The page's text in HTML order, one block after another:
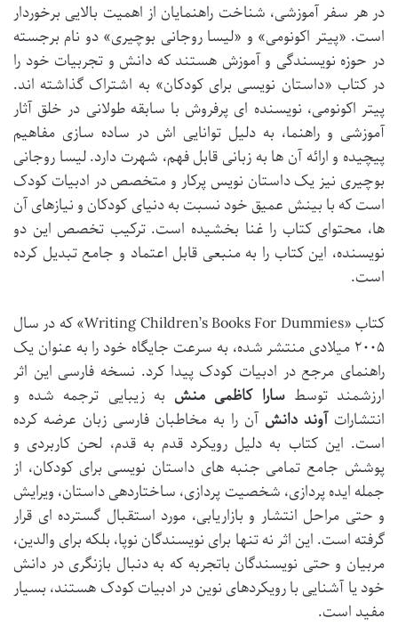
در هر سفر آموزشی، شناخت راهنمایان از اهمیت بالایی برخوردار
است. «پیتر اکونومی» و «لیسا روجانی بوچیری» دو نام برجسته
در حوزه نویسندگی و آموزش هستند که دانش و تجربیات خود را
در کتاب «داستان نویسی برای کودکان» به اشتراک گذاشته اند.
پیتر اکونومی، نویسنده ای پرفروش با سابقه طولانی در خلق آثار
آموزشی و راهنما، به دلیل توانایی اش در ساده سازی مفاهیم
پیچیده و ارائه آن ها به زبانی قابل فهم، شهرت دارد. لیسا روجانی
بوچیری نیز یک داستان نویس پرکار و متخصص در ادبیات کودک
است که با بینش عمیق خود نسبت به دنیای کودکان و نیازهای آن
ها، محتوای کتاب را غنا بخشیده است. ترکیب تخصص این دو
نویسنده، این کتاب را به منبعی قابل اعتماد و جامع تبدیل کرده
است.
کتاب «Writing Children’s Books For Dummies» که در سال
۲۰۰۵ میلادی منتشر شده، به سرعت جایگاه خود را به عنوان یک
راهنمای مرجع در ادبیات کودک پیدا کرد. نسخه فارسی این اثر
ارزشمند توسطسارا کاظمی منش به زیبایی ترجمه شده و
انتشاراتآوند دانش آن را به مخاطبان فارسی زبان عرضه کرده
است. این کتاب به دلیل رویکرد قدم به قدم، لحن کاربردی و
پوشش جامع تمامی جنبه های داستان نویسی برای کودکان، از
جمله ایده پردازی، شخصیت پردازی، ساختاردهی داستان، ویرایش
و حتی مراحل انتشار و بازاریابی، مورد استقبال گسترده ای قرار
گرفته است. این اثر نه تنها برای نویسندگان نوپا، بلکه برای والدین،
مربیان و حتی نویسندگان باتجربه که به دنبال بازنگری در دانش
خود یا آشنایی با رویکردهای نوین در ادبیات کودک هستند، بسیار
مفید است.